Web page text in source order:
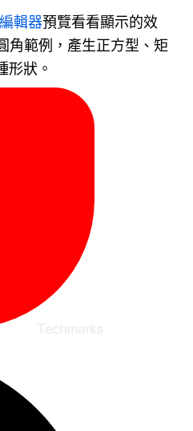
輯器預覽看看顯示的效
角範例，產生正方型、矩
形狀。